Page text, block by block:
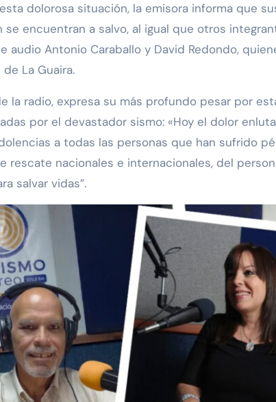
dolorosa situación, la emisora informa que
se encuentran a salvo, al igual que otros
audio Antonio Caraballo y David Redondo,
La Guaira.
la radio, expresa su más profundo pesar por
por el devastador sismo: «Hoy el dolor
a todas las personas que han sufrido
rescate nacionales e internacionales, del
salvar vidas”.